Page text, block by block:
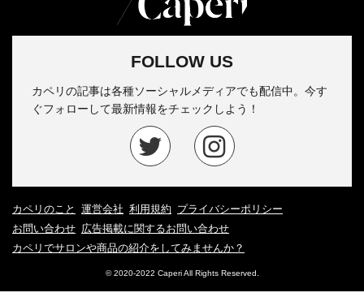
FOLLOW US
カペリの記事は各種ソーシャルメディアでも配信中。今す
ぐフォローして最新情報をチェックしよう！
カペリのこと 運営会社 利用規約 プライバシーポリシー
お問い合わせ 広告掲載に関するお問い合わせ
カペリでサロンや商品の紹介をしてみませんか？
© 2020-2022 Caperi All Rights Reserved.